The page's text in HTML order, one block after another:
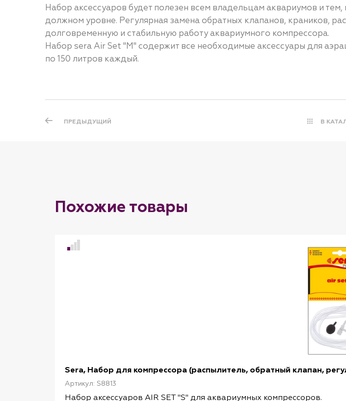
Набор аксессуаров будет полезен всем владельцам аквариумов и
должном уровне. Регулярная замена обратных клапанов, краников,
долговременную и стабильную работу аквариумного компрессора.
Набор sera Air Set "M" содержит все необходимые аксессуары для
по 150 литров каждый.
ПРЕДЫДУЩИЙ В
Похожие товары
Sera, Набор для компрессора (распылитель, обратный клапан,
Артикул: S8813
Набор аксессуаров AIR SET "S" для аквариумных компрессоров.